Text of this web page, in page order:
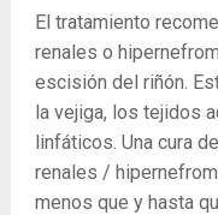
El tratamiento
renales o
escisión del riñón.
la vejiga, los tejidos
linfáticos. Una cura
renales /
menos que y hasta